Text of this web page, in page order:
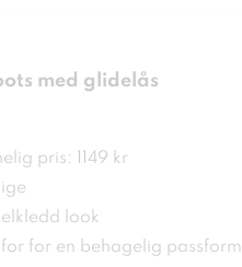
med glidelås
kr
pris: 1149 kr
look
for en behagelig passform